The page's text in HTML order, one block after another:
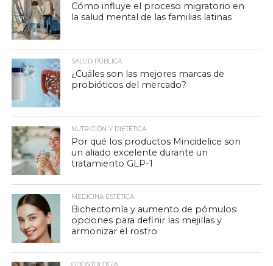
Cómo influye el proceso migratorio en
la salud mental de las familias latinas
SALUD PÚBLICA
¿Cuáles son las mejores marcas de
probióticos del mercado?
NUTRICIÓN Y DIETÉTICA
Por qué los productos Mincidelice son
un aliado excelente durante un
tratamiento GLP-1
MEDICINA ESTÉTICA
Bichectomía y aumento de pómulos:
opciones para definir las mejillas y
armonizar el rostro